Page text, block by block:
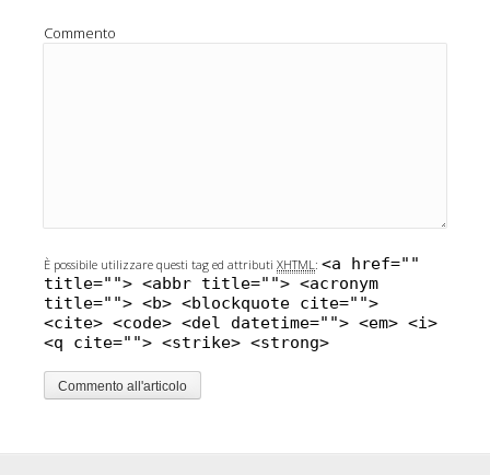
Commento
È possibile utilizzare questi tag ed attributi XHTML: <a href=""
title=""> <abbr title=""> <acronym
title=""> <b> <blockquote cite="">
<cite> <code> <del datetime=""> <em> <i>
<q cite=""> <strike> <strong>